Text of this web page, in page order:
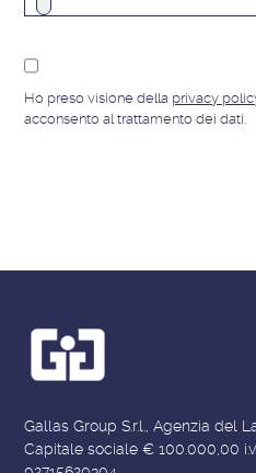
Ho preso visione della privacy
acconsento al trattamento dei dati.
Gallas Group S.r.l., Agenzia del
Capitale sociale € 100.000,00 i.v.